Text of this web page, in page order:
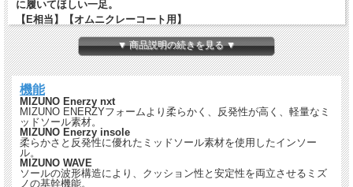
に履いてほしい一足。
【E相当】【オムニクレーコート用】
▼ 商品説明の続きを見る ▼
機能
MIZUNO Enerzy nxt
MIZUNO ENERZYフォームより柔らかく、反発性が高く、軽量なミ
ッドソール素材。
MIZUNO Enerzy insole
柔らかさと反発性に優れたミッドソール素材を使用したインソー
ル。
MIZUNO WAVE
ソールの波形構造により、クッション性と安定性を両立させるミズ
ノの基幹機能。